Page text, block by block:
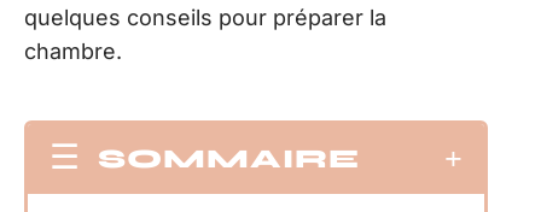
quelques conseils pour préparer la
chambre.
SOMMAIRE